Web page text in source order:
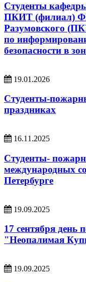
Студенты
ПКИТ (филиал)
Разумовского
по
безопасности в
19.01.2026
Студенты-
праздниках
16.11.2025
Студенты-
международных
Петербурге
19.09.2025
17 сентября день
"Неопалимая
19.09.2025